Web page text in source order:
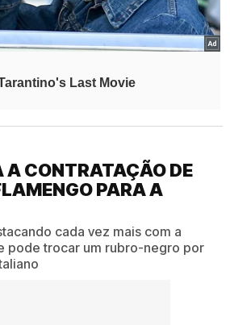
A CONTRATAÇÃO DE
PARA A
cada vez mais com a
pode trocar um rubro-negro por